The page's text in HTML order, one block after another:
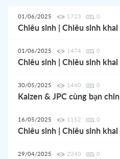
01/06/2025 1723 0
01/06/2025 1474 0
30/05/2025 1440 0
16/05/2025 1152 0
29/04/2025 2240 0